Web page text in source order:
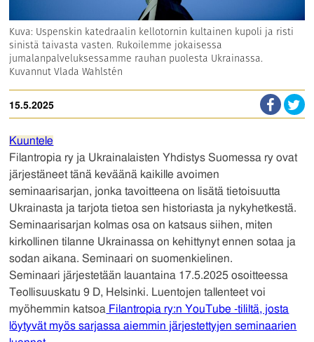
Kuva: Uspenskin katedraalin kellotornin kultainen kupoli ja risti
sinistä taivasta vasten. Rukoilemme jokaisessa
jumalanpalveluksessamme rauhan puolesta Ukrainassa.
Kuvannut Vlada Wahlstén
15.5.2025
Kuuntele
Filantropia ry ja Ukrainalaisten Yhdistys Suomessa ry ovat
järjestäneet tänä keväänä kaikille avoimen
seminaarisarjan, jonka tavoitteena on lisätä tietoisuutta
Ukrainasta ja tarjota tietoa sen historiasta ja nykyhetkestä.
Seminaarisarjan kolmas osa on katsaus siihen, miten
kirkollinen tilanne Ukrainassa on kehittynyt ennen sotaa ja
sodan aikana. Seminaari on suomenkielinen.
Seminaari järjestetään lauantaina 17.5.2025 osoitteessa
Teollisuuskatu 9 D, Helsinki. Luentojen tallenteet voi
myöhemmin katsoa Filantropia ry:n YouTube -tililtä, josta
löytyvät myös sarjassa aiemmin järjestettyjen seminaarien